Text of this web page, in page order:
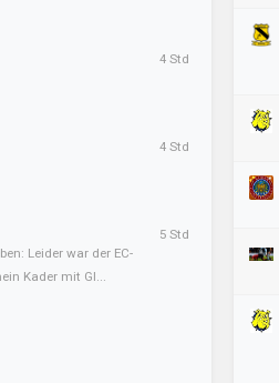
4 Std
4 Std
Leider war der EC-
Kader mit Gl...
5 Std